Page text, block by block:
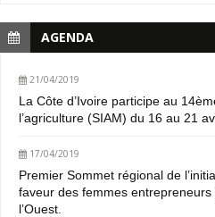
AGENDA
21/04/2019
La Côte d’Ivoire participe au
l’agriculture (SIAM) du 16 au 21
17/04/2019
Premier Sommet régional de
faveur des femmes
l’Ouest.